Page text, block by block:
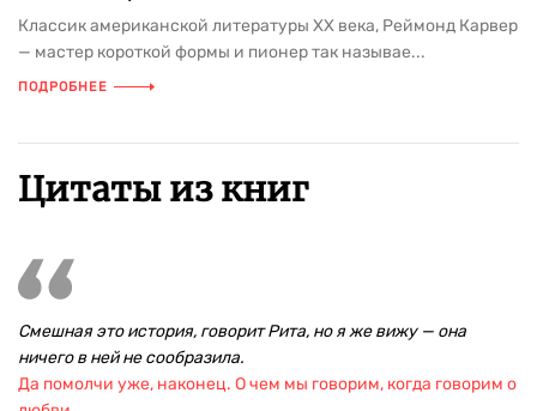
Классик американской литературы XX века, Реймонд Карвер
— мастер короткой формы и пионер так называе...
ПОДРОБНЕЕ
Цитаты из книг
Смешная это история, говорит Рита, но я же вижу — она
ничего в ней не сообразила.
Да помолчи уже, наконец. О чем мы говорим, когда говорим о